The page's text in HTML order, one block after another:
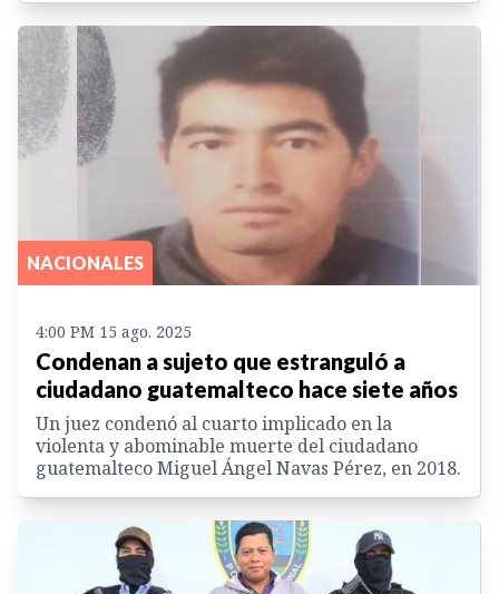
NACIONALES
4:00 PM 15 ago. 2025
Condenan a sujeto que estranguló a
ciudadano guatemalteco hace siete años
Un juez condenó al cuarto implicado en la
violenta y abominable muerte del ciudadano
guatemalteco Miguel Ángel Navas Pérez, en 2018.